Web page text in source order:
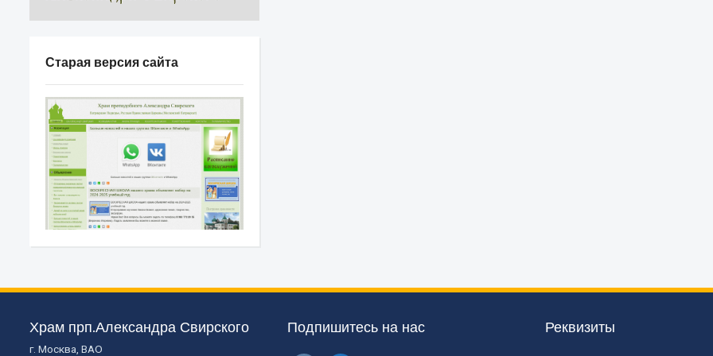
Старая версия сайта
Храм прп.Александра Свирского
г. Москва, ВАО
Подпишитесь на нас Реквизиты